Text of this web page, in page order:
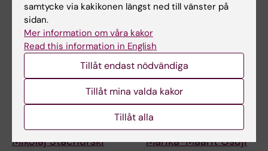
Halvtidskontroll:
Mikolaj Stachurski
4 sep 2026
Halvtidskontroll -
Marika-Maarit Osuji
samtycke via kakikonen längst ned till vänster på
sidan.
Mer information om våra kakor
Read this information in English
Tillåt endast nödvändiga
Tillåt mina valda kakor
Tillåt alla